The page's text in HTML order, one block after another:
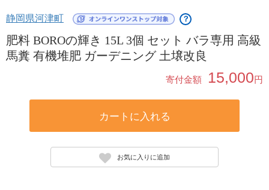
静岡県河津町 ？
肥料 BOROの輝き 15L 3個 セット バラ専用 高級
馬糞 有機堆肥 ガーデニング 土壌改良
寄付金額 15,000円
カートに入れる
お気に入りに追加